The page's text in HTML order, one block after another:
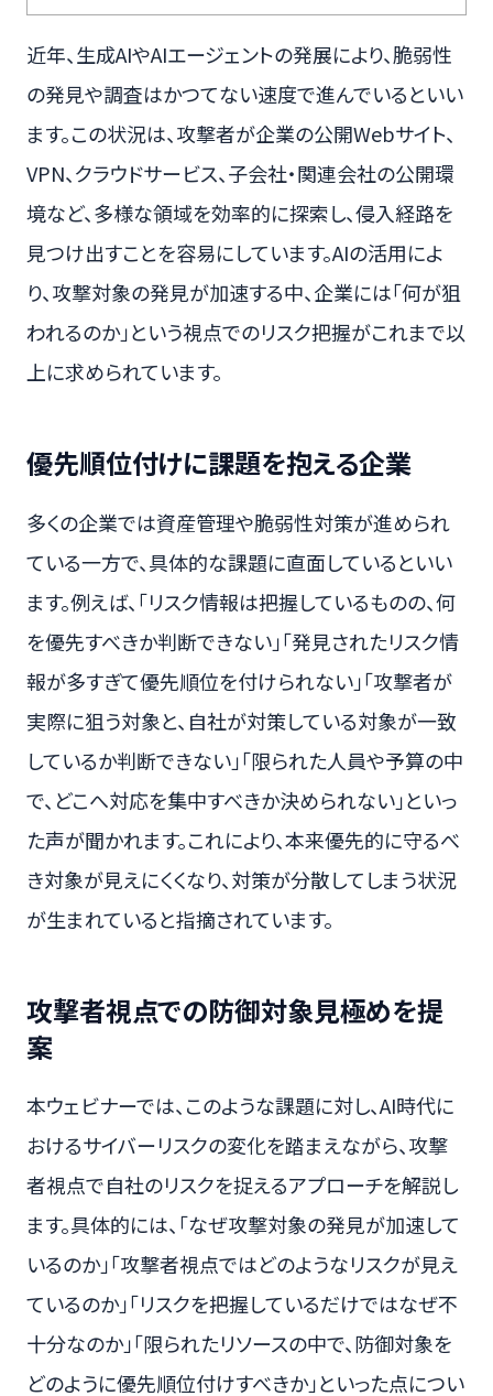
近年、生成AIやAIエージェントの発展により、脆弱性
の発見や調査はかつてない速度で進んでいるといい
ます。この状況は、攻撃者が企業の公開Webサイト、
VPN、クラウドサービス、子会社・関連会社の公開環
境など、多様な領域を効率的に探索し、侵入経路を
見つけ出すことを容易にしています。AIの活用によ
り、攻撃対象の発見が加速する中、企業には「何が狙
われるのか」という視点でのリスク把握がこれまで以
上に求められています。
優先順位付けに課題を抱える企業
多くの企業では資産管理や脆弱性対策が進められ
ている一方で、具体的な課題に直面しているといい
ます。例えば、「リスク情報は把握しているものの、何
を優先すべきか判断できない」「発見されたリスク情
報が多すぎて優先順位を付けられない」「攻撃者が
実際に狙う対象と、自社が対策している対象が一致
しているか判断できない」「限られた人員や予算の中
で、どこへ対応を集中すべきか決められない」といっ
た声が聞かれます。これにより、本来優先的に守るべ
き対象が見えにくくなり、対策が分散してしまう状況
が生まれていると指摘されています。
攻撃者視点での防御対象見極めを提
案
本ウェビナーでは、このような課題に対し、AI時代に
おけるサイバーリスクの変化を踏まえながら、攻撃
者視点で自社のリスクを捉えるアプローチを解説し
ます。具体的には、「なぜ攻撃対象の発見が加速して
いるのか」「攻撃者視点ではどのようなリスクが見え
ているのか」「リスクを把握しているだけではなぜ不
十分なのか」「限られたリソースの中で、防御対象を
どのように優先順位付けすべきか」といった点につい